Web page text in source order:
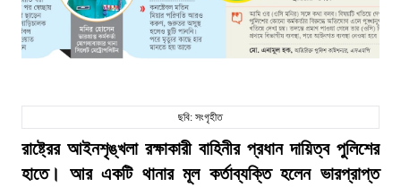
ছবি: সংগৃহীত
রাষ্ট্রের আইনশৃঙ্খলা রক্ষাকারী বাহিনীর প্রধান দায়িত্ব পুলিশের
হাতে। আর একটি থানার মূল কর্তাব্যক্তি হলেন ভারপ্রাপ্ত